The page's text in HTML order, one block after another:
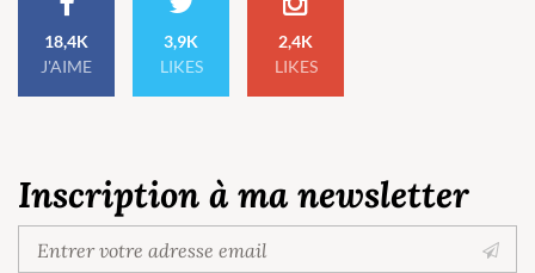
18,4K
J'AIME
3,9K
LIKES
2,4K
LIKES
Inscription à ma newsletter